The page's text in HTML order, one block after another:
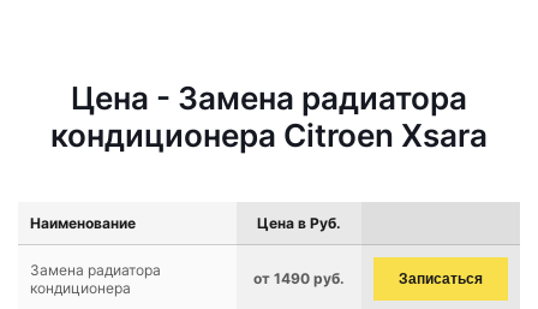
Цена - Замена радиатора
кондиционера Citroen Xsara
Наименование Цена в Руб.
Замена радиатора
кондиционера
от 1490 руб. Записаться